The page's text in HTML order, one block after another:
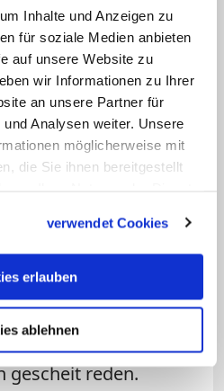
Inhalte und Anzeigen zu
für soziale Medien anbieten
auf unsere Website zu
wir Informationen zu Ihrer
an unsere Partner für
Analysen weiter. Unsere
möglicherweise mit
die Sie ihnen bereitgestellt
verwendet Cookies
erlauben
ablehnen
umgehen. Wir
Zeitersparer, wie
lassen uns davon
Ich nutze sie
darüber, aber ich
damit
Geschichte von
eingeprägt hat. Da
Momo hat Zeit
in ihrer Nähe sogar
gescheit reden.